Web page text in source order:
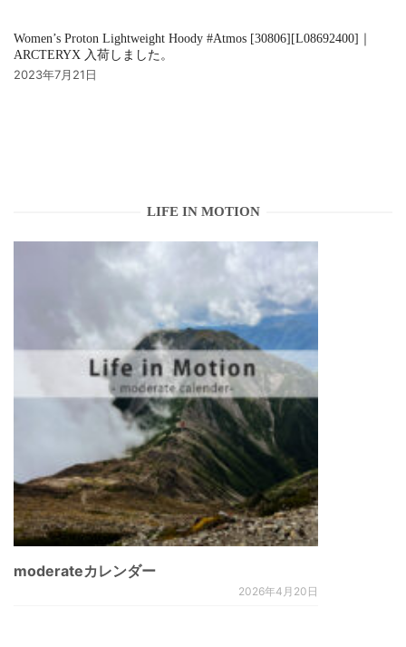
Women’s Proton Lightweight Hoody #Atmos [30806][L08692400]｜
ARCTERYX 入荷しました。
2023年7月21日
LIFE IN MOTION
moderateカレンダー
2026年4月20日